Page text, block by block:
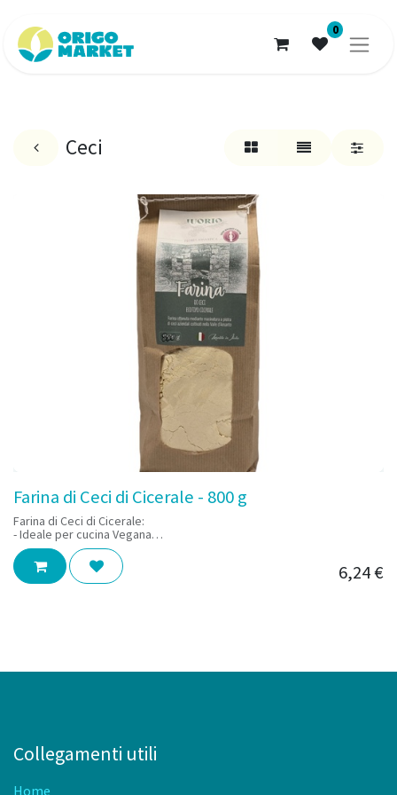
0
Ceci
Farina di Ceci di Cicerale - 800 g
Farina di Ceci di Cicerale:
- Ideale per cucina Vegana
- Da Ceci coltivati nella Valle D'Ansanto
- Da agricoltura conservativa
- Macinatura a Pietra
6,24€
Collegamenti utili
Home